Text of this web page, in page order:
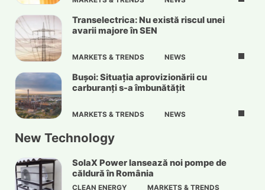
Transelectrica: Nu există riscul unei
avarii majore în SEN
MARKETS & TRENDS NEWS
Bușoi: Situația aprovizionării cu
carburanți s-a îmbunătățit
MARKETS & TRENDS NEWS
New Technology
SolaX Power lansează noi pompe de
căldură în România
CLEAN ENERGY
MARKETS & TRENDS